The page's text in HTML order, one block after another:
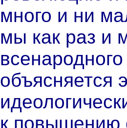
много и ни
мы как раз и
объясняется
к повышению